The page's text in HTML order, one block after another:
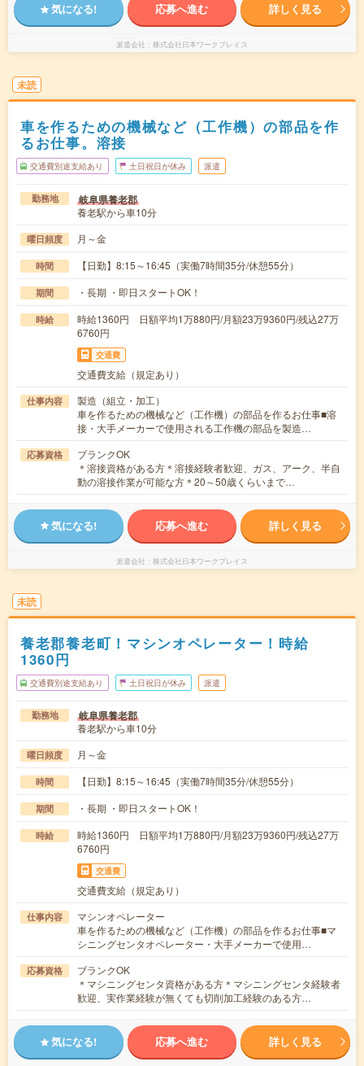
気になる! 応募へ進む 詳しく見る
派遣会社 株式会社日本ワークプレイス
未読
車を作るための機械など（工作機）の部品を作
るお仕事。溶接
交通費別途支給あり 土日祝日が休み 派遣
勤務地 岐阜県養老郡
養老駅から車10分
曜日頻度 月～金
時間 【日勤】8:15～16:45（実働7時間35分/休憩55分）
期間 ・長期 ・即日スタートOK！
時給
時給1360円 日額平均1万880円/月額23万9360円/残込27万
6760円
交通費
交通費支給（規定あり）
仕事内容
製造（組立・加工）
車を作るための機械など（工作機）の部品を作るお仕事■溶
接・大手メーカーで使用される工作機の部品を製造…
応募資格
ブランクOK
＊溶接資格がある方＊溶接経験者歓迎、ガス、アーク、半自
動の溶接作業が可能な方＊20～50歳くらいまで…
気になる! 応募へ進む 詳しく見る
派遣会社 株式会社日本ワークプレイス
未読
養老郡養老町！マシンオペレーター！時給
1360円
交通費別途支給あり 土日祝日が休み 派遣
勤務地 岐阜県養老郡
養老駅から車10分
曜日頻度 月～金
時間 【日勤】8:15～16:45（実働7時間35分/休憩55分）
期間 ・長期 ・即日スタートOK！
時給
時給1360円 日額平均1万880円/月額23万9360円/残込27万
6760円
交通費
交通費支給（規定あり）
仕事内容
マシンオペレーター
車を作るための機械など（工作機）の部品を作るお仕事■マ
シニングセンタオペレーター・大手メーカーで使用…
応募資格
ブランクOK
＊マシニングセンタ資格がある方＊マシニングセンタ経験者
歓迎、実作業経験が無くても切削加工経験のある方…
気になる! 応募へ進む 詳しく見る